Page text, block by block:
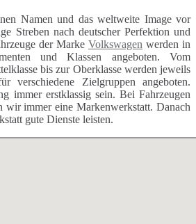
Namen und das weltweite Image vor
Streben nach deutscher Perfektion und
der Marke Volkswagen werden in
und Klassen angeboten. Vom
bis zur Oberklasse werden jeweils
verschiedene Zielgruppen angeboten.
immer erstklassig sein. Bei Fahrzeugen
wir immer eine Markenwerkstatt. Danach
gute Dienste leisten.